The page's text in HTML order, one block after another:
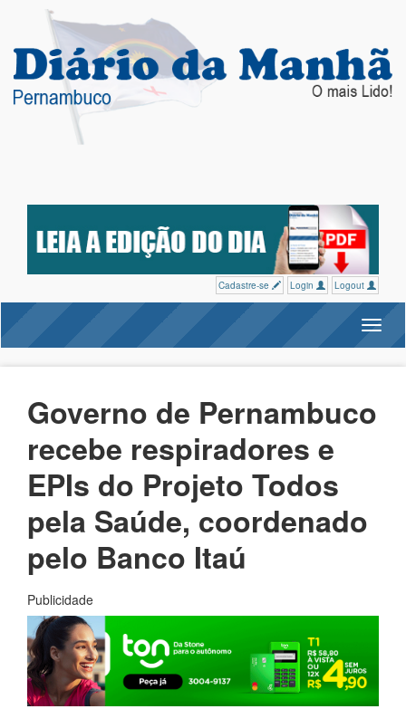
Cadastre-se Login Logout
Governo de Pernambuco
recebe respiradores e
EPIs do Projeto Todos
pela Saúde, coordenado
pelo Banco Itaú
Publicidade